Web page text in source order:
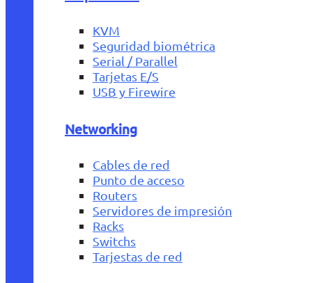
KVM
Seguridad biométrica
Serial / Parallel
Tarjetas E/S
USB y Firewire
Networking
Cables de red
Punto de acceso
Routers
Servidores de impresión
Racks
Switchs
Tarjestas de red